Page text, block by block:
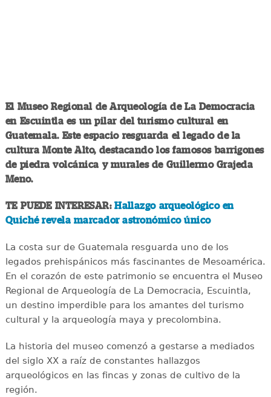
El Museo Regional de Arqueología de La Democracia
en Escuintla es un pilar del turismo cultural en
Guatemala. Este espacio resguarda el legado de la
cultura Monte Alto, destacando los famosos barrigones
de piedra volcánica y murales de Guillermo Grajeda
Meno.
TE PUEDE INTERESAR:Hallazgo arqueológico en
Quiché revela marcador astronómico único
La costa sur de Guatemala resguarda uno de los
legados prehispánicos más fascinantes de Mesoamérica.
En el corazón de este patrimonio se encuentra el Museo
Regional de Arqueología de La Democracia, Escuintla,
un destino imperdible para los amantes del turismo
cultural y la arqueología maya y precolombina.
La historia del museo comenzó a gestarse a mediados
del siglo XX a raíz de constantes hallazgos
arqueológicos en las fincas y zonas de cultivo de la
región.